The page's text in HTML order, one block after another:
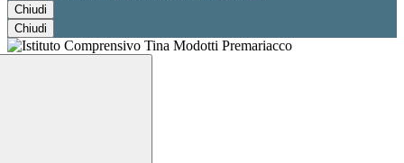
Chiudi
Chiudi